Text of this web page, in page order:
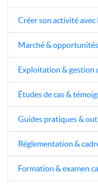
Créer son activité avec
Marché &
Exploitation & gestion
Études de cas &
Guides pratiques &
Réglementation &
Formation & examen